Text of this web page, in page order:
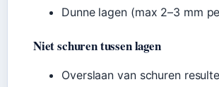
Dunne lagen (max 2–3 mm
Niet schuren tussen lagen
Overslaan van schuren